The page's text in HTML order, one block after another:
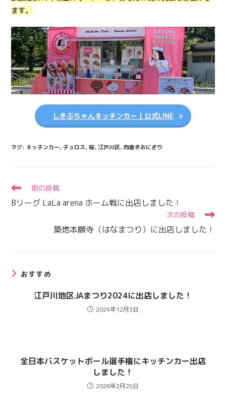
ます。
しきぶちゃんキッチンカー｜公式LINE
タグ: キッチンカー, チュロス, 桜, 江戸川区, 肉巻きおにぎり
そ
他
前の投稿
Bリーグ LaLa arena ホーム戦に出店しました！
次の投稿
築地本願寺（はなまつり）に出店しました！
おすすめ
江戸川地区JAまつり2024に出店しました！
2024年12月3日
全日本バスケットボール選手権にキッチンカー出店
しました！
2026年2月25日